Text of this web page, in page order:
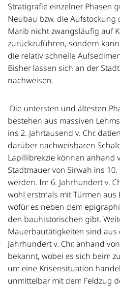
Stratigrafie einzelner Phasen
Neubau bzw. die Aufstockung
Marib nicht zwangsläufig auf
zurückzuführen, sondern
die relativ schnelle
Bisher lassen sich an der
nachweisen.
Die untersten und ältesten
bestehen aus massiven
ins 2. Jahrtausend v. Chr.
darüber nachweisbaren
Lapillibrekzie können anhand
Stadtmauer von Sirwah ins
werden. Im 6. Jahrhundert v.
wohl erstmals mit Türmen aus
wofür es neben dem
den bauhistorischen gibt.
Mauerbautätigkeiten sind
Jahrhundert v. Chr. anhand
bekannt, wobei es sich beim
um eine Krisensituation
unmittelbar mit dem Feldzug